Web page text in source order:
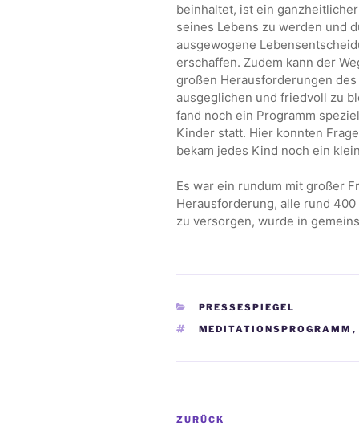
beinhaltet, ist ein
seines Lebens zu werden und
ausgewogene
erschaffen. Zudem kann der
großen Herausforderungen
ausgeglichen und friedvoll zu
fand noch ein Programm
Kinder statt. Hier konnten
bekam jedes Kind noch ein
Es war ein rundum mit großer
Herausforderung, alle rund
zu versorgen, wurde in
KATEGORIEN
PRESSESPIEGEL
SCHLAGWÖRTER
MEDITATIONSPROGRAMM ,
Beitragsnavigation
Vorheriger
ZURÜCK